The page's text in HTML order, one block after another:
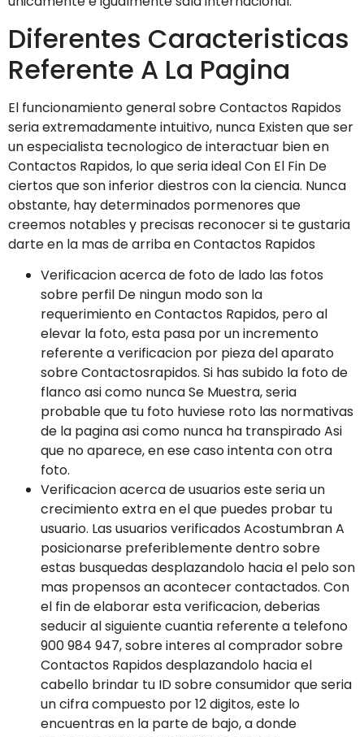
Diferentes Caracteristicas
Referente A La Pagina
El funcionamiento general sobre Contactos Rapidos
seria extremadamente intuitivo, nunca Existen que ser
un especialista tecnologico de interactuar bien en
Contactos Rapidos, lo que seria ideal Con El Fin De
ciertos que son inferior diestros con la ciencia. Nunca
obstante, hay determinados pormenores que
creemos notables y precisas reconocer si te gustaria
darte en la mas de arriba en Contactos Rapidos
Verificacion acerca de foto de lado las fotos
sobre perfil De ningun modo son la
requerimiento en Contactos Rapidos, pero al
elevar la foto, esta pasa por un incremento
referente a verificacion por pieza del aparato
sobre Contactosrapidos. Si has subido la foto de
flanco asi­ como nunca Se Muestra, seri­a
probable que tu foto huviese roto las normativas
de la pagina asi­ como nunca ha transpirado Asi
que no aparece, en ese caso intenta con otra
foto.
Verificacion acerca de usuarios este seria un
crecimiento extra en el que puedes probar tu
usuario. Las usuarios verificados Acostumbran A
posicionarse preferiblemente dentro sobre
estas busquedas desplazandolo hacia el pelo son
mas propensos an acontecer contactados. Con
el fin de elaborar esta verificacion, deberias
seducir al siguiente cuanti­a referente a telefono
900 984 947, sobre interes al comprador sobre
Contactos Rapidos desplazandolo hacia el
cabello brindar tu ID sobre consumidor que seria
un cifra compuesto por 12 digitos, este lo
encuentras en la parte de bajo, a donde